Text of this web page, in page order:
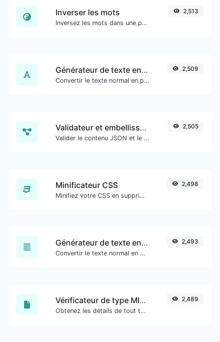
Inverser les mots
Inversez les mots dans une phrase ou un paragraphe donné avec facilité.
2,513
Générateur de texte en vieil anglais
Convertir le texte normal en police de caractères anglaise ancienne.
2,509
Validateur et embellisseur JSON
Valider le contenu JSON et le rendre présentable.
2,505
Minificateur CSS
Minifiez votre CSS en supprimant tous les caractères inutiles.
2,498
Générateur de texte en cursive
Convertir le texte normal en police cursive.
2,493
Vérificateur de type MIME de fichier
Obtenez les détails de tout type de fichier, tels que le type MIME ou la date de dernière modification.
2,489